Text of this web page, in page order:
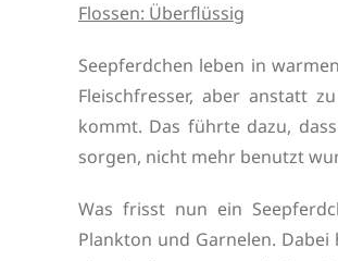
Flossen: Überflüssig
Seepferdchen leben in
Fleischfresser, aber anstatt
kommt. Das führte dazu,
sorgen, nicht mehr benutzt
Was frisst nun ein
Plankton und Garnelen.